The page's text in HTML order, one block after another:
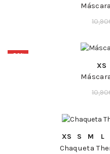
10,90
-50%
XS
10,90
XS S M L
Chaqueta